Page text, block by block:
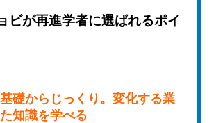
ビが再進学者に選ばれるポイ
礎からじっくり。変化する業
知識を学べる